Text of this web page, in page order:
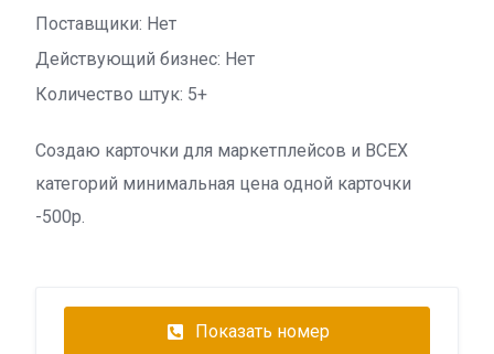
Поставщики: Нет
Действующий бизнес: Нет
Количество штук: 5+
Создаю карточки для маркетплейсов и ВСЕХ
категорий минимальная цена одной карточки
-500р.
Показать номер